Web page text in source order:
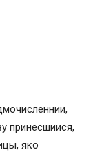
принесшиися,
яко